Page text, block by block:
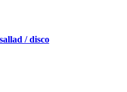
/ disco